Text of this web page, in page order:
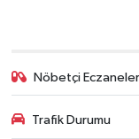
Nöbetçi Eczaneler
Trafik Durumu